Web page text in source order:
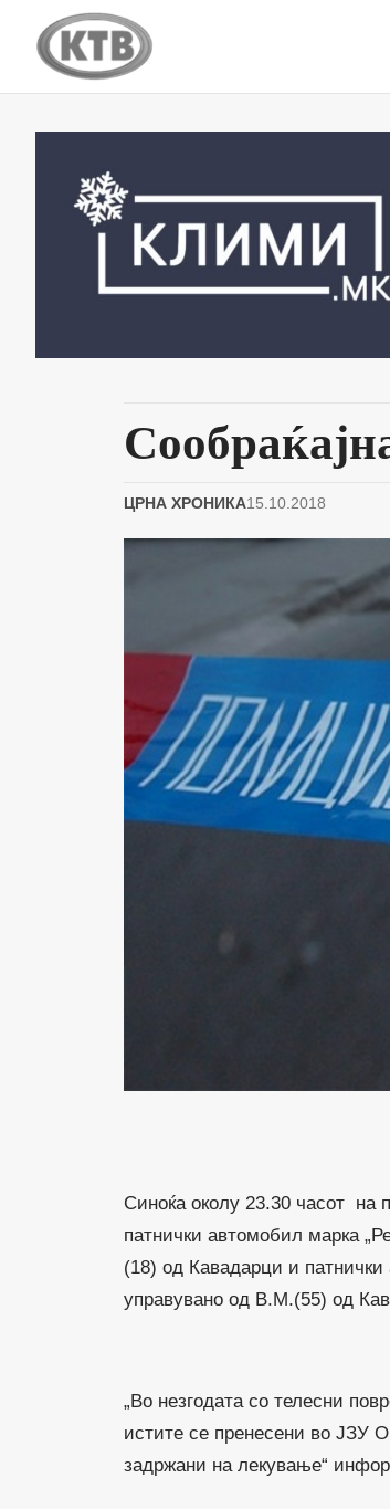
ЦРНА ХРОНИКА15.10.2018
Синоќа околу 23.30 часот на
патнички автомобил марка
(18) од Кавадарци и патнички
управувано од В.М.(55) од
„Во незгодата со телесни
истите се пренесени во ЈЗУ
задржани на лекување“